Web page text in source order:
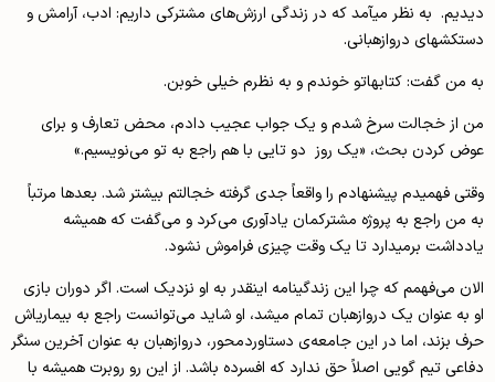
دیدیم. به نظر می­آمد که در زندگی ارزش‌های مشترکی داریم: ادب، آرامش و
دستکش­های دروازه­بانی.
به من گفت: کتابهاتو خوندم و به نظرم خیلی خوبن.
من از خجالت سرخ شدم و یک جواب عجیب دادم، محض تعارف و برای
عوض کردن بحث، «یک روز دو تایی با هم راجع به تو می‌نویسیم.»
وقتی فهمیدم پیشنهادم را واقعاً جدی گرفته خجالتم بیشتر شد. بعد‌ها مرتباً
به من راجع به پروژه مشترکمان یادآوری می‌کرد و می‌گفت که همیشه
یادداشت برمی­دارد تا یک وقت چیزی فراموش نشود.
الان می‌فهمم که چرا این زندگینامه اینقدر به او نزدیک است. اگر دوران بازی
او به عنوان یک دروازه­بان تمام می­شد، او شاید می‌توانست راجع به بیماری­اش
حرف بزند، اما در این جامعه‌ی دستاوردمحور، دروازه­بان به عنوان آخرین سنگر
دفاعی تیم گویی اصلاً حق ندارد که افسرده باشد. از این رو روبرت همیشه با